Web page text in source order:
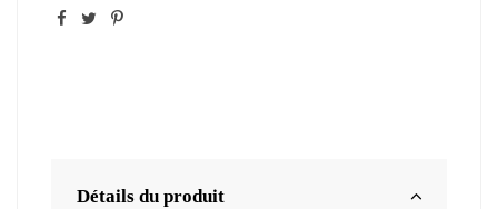
Détails du produit